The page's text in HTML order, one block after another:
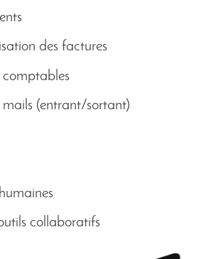
des factures
mails (entrant/sortant)
collaboratifs